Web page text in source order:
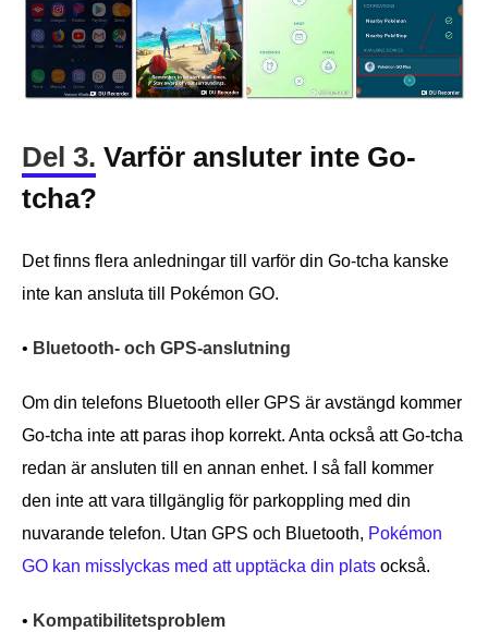
Del 3. Varför ansluter inte Go-
tcha?
Det finns flera anledningar till varför din Go-tcha kanske
inte kan ansluta till Pokémon GO.
• Bluetooth- och GPS-anslutning
Om din telefons Bluetooth eller GPS är avstängd kommer
Go-tcha inte att paras ihop korrekt. Anta också att Go-tcha
redan är ansluten till en annan enhet. I så fall kommer
den inte att vara tillgänglig för parkoppling med din
nuvarande telefon. Utan GPS och Bluetooth, Pokémon
GO kan misslyckas med att upptäcka din plats också.
• Kompatibilitetsproblem